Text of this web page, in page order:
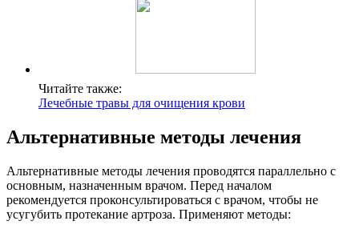
Читайте также:
Лечебные травы для очищения крови
Альтернативные методы лечения
Альтернативные методы лечения проводятся параллельно с
основным, назначенным врачом. Перед началом
рекомендуется проконсультироваться с врачом, чтобы не
усугубить протекание артроза. Применяют методы: